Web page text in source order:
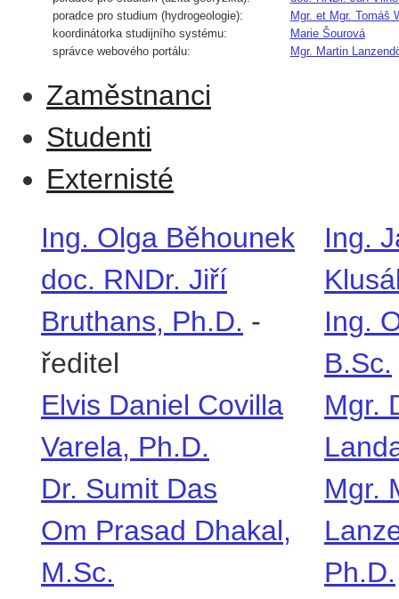
poradce pro studium (hydrogeologie):
Mgr. et Mgr. Tomáš
koordinátorka studijního systému:
Marie Šourová
správce webového portálu:
Mgr. Martin
Zaměstnanci
Studenti
Externisté
Ing. Olga Běhounek
doc. RNDr. Jiří Bruthans, Ph.D.
ředitel
Dr. Sumit Das
Om Prasad Dhakal, M.Sc.
Phuong Chinh Do
Mekuanent Muluneh Finsa, M.Sc.
ředitele
Aleš Chaloupka
Mgr. Lucie Janků, Ph.D.
studium (inženýrská geologie)
Ing. Tomáš Kadlíček, Ph.D.
Mgr. Eva Káldy, Ph.D.
Kurosh Karimi, M.Sc., Ph.D.
doc. RNDr. Günther Kletetschka, Ph.D.
Ing. Jaroslav
Ing. Ondřej
Mgr. Martin
webového
Bc. Jan Libiš
Mgr. Eva
RNDr.
Sourav
Mgr. Jakub
Ali Masihi,
ředitele
Mgr. Martin
Dipl.-Ing.
Mgr. Tomáš
Rosario
◀ Strana: